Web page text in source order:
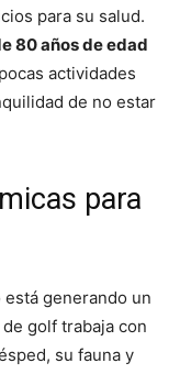
para su salud.
80 años de edad
actividades
de no estar
para
generando un
golf trabaja con
su fauna y